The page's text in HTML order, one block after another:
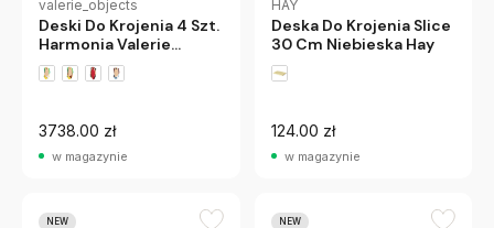
valerie_objects
Deski Do Krojenia 4 Szt.
Harmonia Valerie
Object
3738.00 zł
w magazynie
HAY
Deska Do Krojenia Slice
30 Cm Niebieska Hay
124.00 zł
w magazynie
NEW NEW